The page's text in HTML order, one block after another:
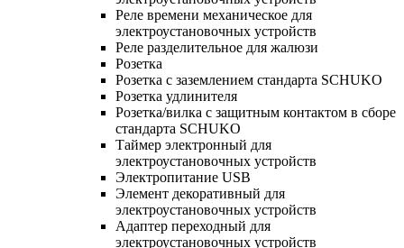
Реле времени механическое для
электроустановочных устройств
Реле разделительное для жалюзи
Розетка
Розетка с заземлением стандарта SCHUKO
Розетка удлинителя
Розетка/вилка с защитным контактом в сборе
стандарта SCHUKO
Таймер электронный для
электроустановочных устройств
Электропитание USB
Элемент декоративный для
электроустановочных устройств
Адаптер переходный для
электроустановочных устройств